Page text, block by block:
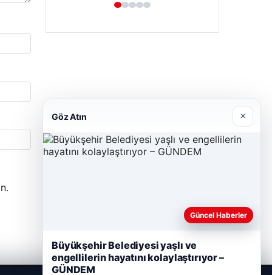
Göz Atın ×
Güncel Haberler
Büyükşehir Belediyesi yaşlı ve
engellilerin hayatını kolaylaştırıyor –
GÜNDEM